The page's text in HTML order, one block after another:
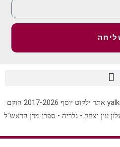
© yalkut yosef Rabbi Yitzhak Yosef אתר ילקוט יוסף 2017-2026 הוקם
עין יצחק • גלריה • ספרי מרן הראש"ל